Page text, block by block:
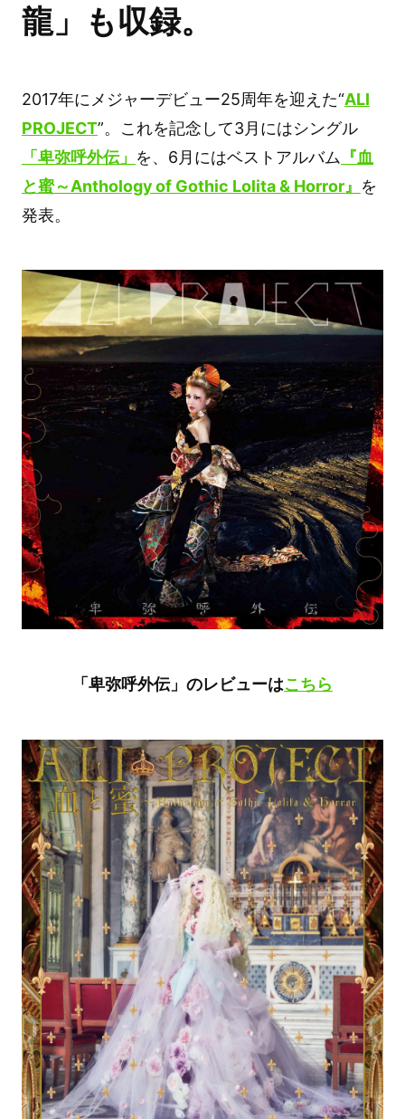
龍」も収録。
2017年にメジャーデビュー25周年を迎えた“ALI
PROJECT”。これを記念して3月にはシングル
「卑弥呼外伝」 を、6月にはベストアルバム 『血
と蜜～Anthology of Gothic Lolita & Horror』 を
発表。
「卑弥呼外伝」のレビューはこちら